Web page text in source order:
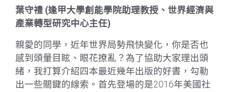
葉守禮 (逢甲大學創能學院助理教授、世界經濟與
產業轉型研究中心主任)
親愛的同學，近年世界局勢飛快變化，你是否也
感到頭暈目眩、眼花撩亂？為了協助大家理出頭
緒，我打算介紹四本最近幾年出版的好書，勾勒
出一些關鍵的線索。首先登場的是2016年美國社